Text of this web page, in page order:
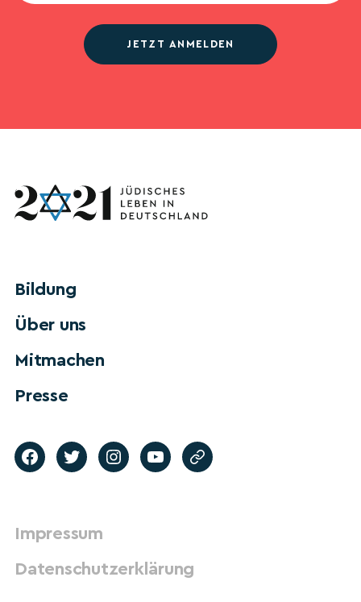
JETZT ANMELDEN
Bildung
Über uns
Mitmachen
Presse
Impressum
Datenschutzerklärung